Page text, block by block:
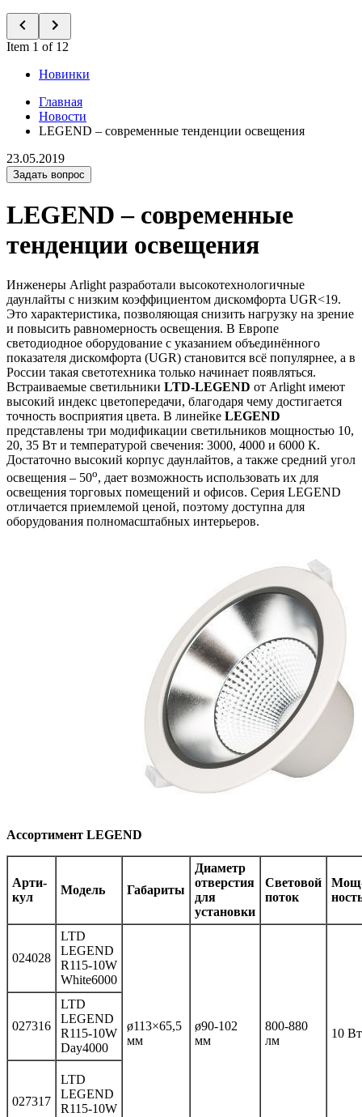
Item 1 of 12
Новинки
Главная
Новости
LEGEND – современные тенденции освещения
23.05.2019
Задать вопрос
LEGEND – современные
тенденции освещения
Инженеры Arlight разработали высокотехнологичные
даунлайты с низким коэффициентом дискомфорта UGR<19.
Это характеристика, позволяющая снизить нагрузку на зрение
и повысить равномерность освещения. В Европе
светодиодное оборудование с указанием объединённого
показателя дискомфорта (UGR) становится всё популярнее, а в
России такая светотехника только начинает появляться.
Встраиваемые светильники LTD-LEGEND от Arlight имеют
высокий индекс цветопередачи, благодаря чему достигается
точность восприятия цвета. В линейке LEGEND
представлены три модификации светильников мощностью 10,
20, 35 Вт и температурой свечения: 3000, 4000 и 6000 К.
Достаточно высокий корпус даунлайтов, а также средний угол
освещения – 50o, дает возможность использовать их для
освещения торговых помещений и офисов. Серия LEGEND
отличается приемлемой ценой, поэтому доступна для
оборудования полномасштабных интерьеров.
Ассортимент LEGEND
Ар­ти­
кул
Мо­дель Габариты
Диаметр
отверстия
для
установки
Световой
поток
024028
LTD
LEGEND
R115-10W
White6000
ø113×65,5
мм
ø90-102
мм
800-880
лм
10 Вт
027316
LTD
LEGEND
R115-10W
Day4000
027317
LTD
LEGEND
R115-10W